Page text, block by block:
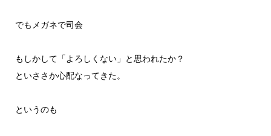
でもメガネで司会
もしかして「よろしくない」と思われたか？
といささか心配なってきた。
というのも